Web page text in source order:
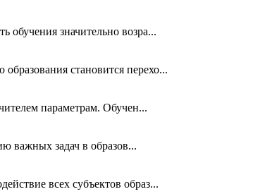
обучения значительно возра...
становится перехо...
параметрам. Обучен...
важных задач в образов...
всех субъектов образ...